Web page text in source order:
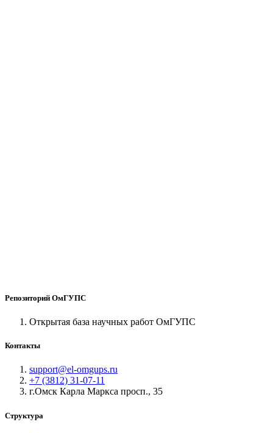
Репозиторий ОмГУПС
Открытая база научных работ ОмГУПС
Контакты
support@el-omgups.ru
+7 (3812) 31-07-11
г.Омск Карла Маркса просп., 35
Структура